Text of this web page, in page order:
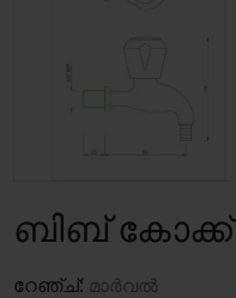
ബിബ് കോക്ക്
റേഞ്ച്: മാർവൽ